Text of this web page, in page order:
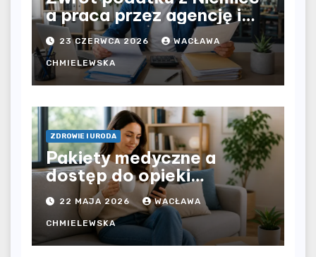
a praca przez agencję i
bezpośrednio u
pracodawcy – jak
rozliczyć oba źródła
dochodu?
23 CZERWCA 2026 WACŁAWA
CHMIELEWSKA
ZDROWIE I URODA
Pakiety medyczne a
dostęp do opieki
zdrowotnej bez
ograniczeń czasowych –
czy prywatna opieka daje
większą swobodę?
22 MAJA 2026 WACŁAWA
CHMIELEWSKA